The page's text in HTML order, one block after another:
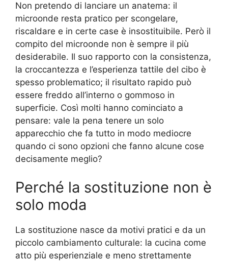
Non pretendo di lanciare un anatema: il
microonde resta pratico per scongelare,
riscaldare e in certe case è insostituibile. Però il
compito del microonde non è sempre il più
desiderabile. Il suo rapporto con la consistenza,
la croccantezza e l’esperienza tattile del cibo è
spesso problematico; il risultato rapido può
essere freddo all’interno o gommoso in
superficie. Così molti hanno cominciato a
pensare: vale la pena tenere un solo
apparecchio che fa tutto in modo mediocre
quando ci sono opzioni che fanno alcune cose
decisamente meglio?
Perché la sostituzione non è
solo moda
La sostituzione nasce da motivi pratici e da un
piccolo cambiamento culturale: la cucina come
atto più esperienziale e meno strettamente